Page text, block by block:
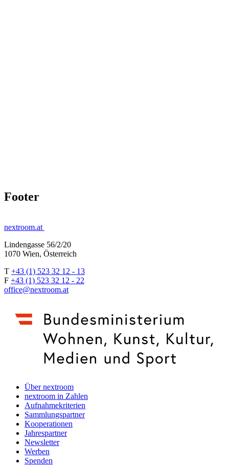
Footer
nextroom.at
Lindengasse 56/2/20
1070 Wien, Österreich
T +43 (1) 523 32 12 - 13
F +43 (1) 523 32 12 - 22
office@nextroom.at
Über nextroom
nextroom in Zahlen
Aufnahmekriterien
Sammlungspartner
Kooperationen
Jahrespartner
Newsletter
Werben
Spenden